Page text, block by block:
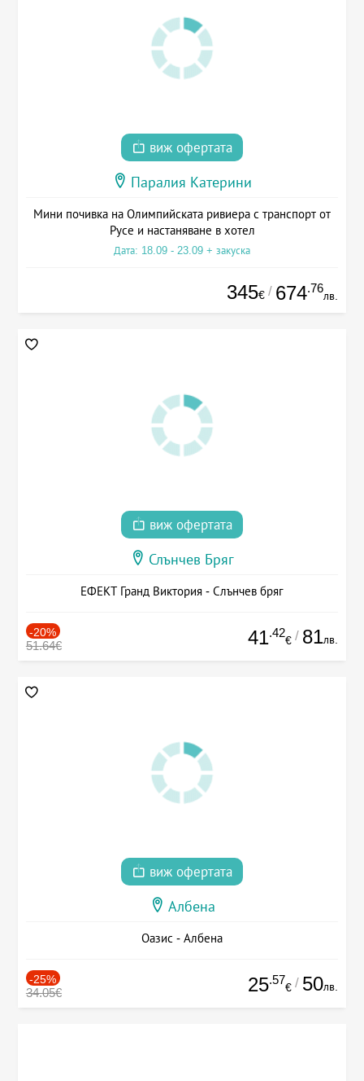
виж офертата
Паралия Катерини
Мини почивка на Олимпийската ривиера с транспорт от
Русе и настаняване в хотел
Дата: 18.09 - 23.09 + закуска
345€ / 674.76
лв.
виж офертата
Слънчев Бряг
ЕФЕКТ Гранд Виктория - Слънчев бряг
-20%
51.64€ 41.42
€ / 81лв.
виж офертата
Албена
Оазис - Албена
-25%
34.05€ 25.57
€ / 50лв.